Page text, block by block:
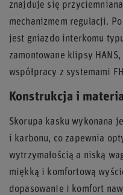
znajduje się przyciemniana
mechanizmem regulacji.
jest gniazdo interkomu
zamontowane klipsy
współpracy z systemami
Konstrukcja i
Skorupa kasku wykonana
i karbonu, co zapewnia
wytrzymałością a niską
miękką i komfortową
dopasowanie i komfort